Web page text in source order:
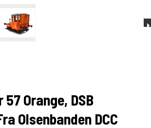
Orange, DSB
Olsenbanden DCC